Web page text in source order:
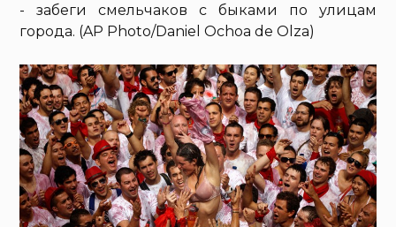
- забеги смельчаков с быками по улицам
города. (AP Photo/Daniel Ochoa de Olza)